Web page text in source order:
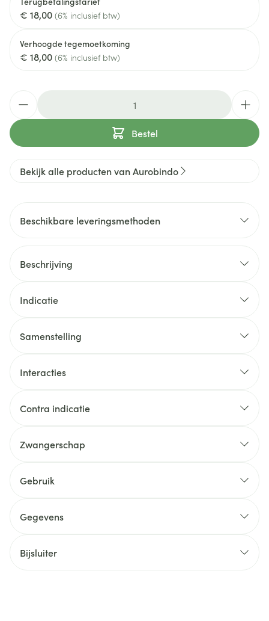
€ 18,00 (6% inclusief btw)
Verhoogde tegemoetkoming
€ 18,00 (6% inclusief btw)
Bestel
Bekijk alle producten van Aurobindo
Beschikbare leveringsmethoden
Beschrijving
Indicatie
Samenstelling
Interacties
Contra indicatie
Zwangerschap
Gebruik
Gegevens
Bijsluiter